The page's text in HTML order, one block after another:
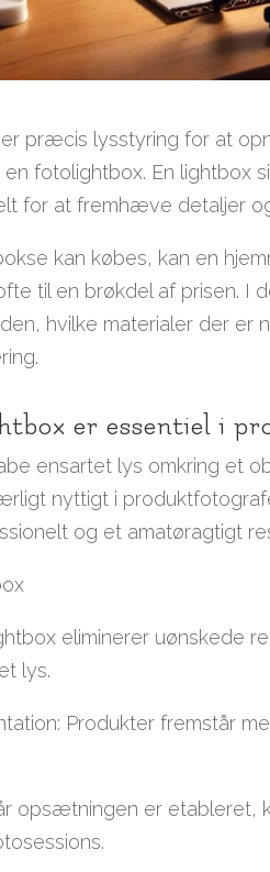
præcis lysstyring for at
fotolightbox. En lightbox
for at fremhæve detaljer
kan købes, kan en
til en brøkdel af prisen. I
hvilke materialer der er
er essentiel i
ensartet lys omkring et
nyttigt i
og et amatøragtigt
eliminerer uønskede
lys.
Produkter fremstår
opsætningen er etableret,